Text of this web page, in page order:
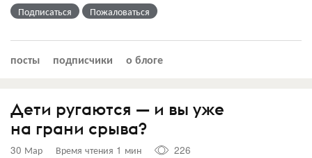
Подписаться Пожаловаться
посты подписчики о блоге
Дети ругаются — и вы уже
на грани срыва?
30 Мар Время чтения 1 мин
226